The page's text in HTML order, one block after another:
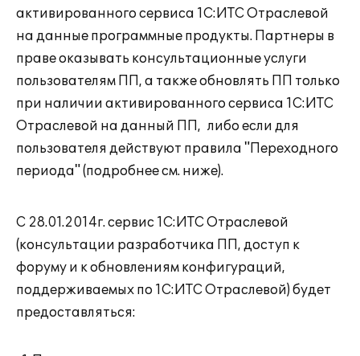
активированного сервиса 1С:ИТС Отраслевой
на данные программные продукты. Партнеры в
праве оказывать консультационные услуги
пользователям ПП, а также обновлять ПП только
при наличии активированного сервиса 1С:ИТС
Отраслевой на данный ПП, либо если для
пользователя действуют правила "Переходного
периода" (подробнее см. ниже).
С 28.01.2014г. сервис 1С:ИТС Отраслевой
(консультации разработчика ПП, доступ к
форуму и к обновлениям конфигураций,
поддерживаемых по 1С:ИТС Отраслевой) будет
предоставляться: